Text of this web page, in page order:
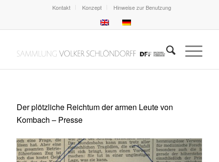
Kontakt Konzept Hinweise zur Benutzung
Der plötzliche Reichtum der armen Leute von
Kombach – Presse